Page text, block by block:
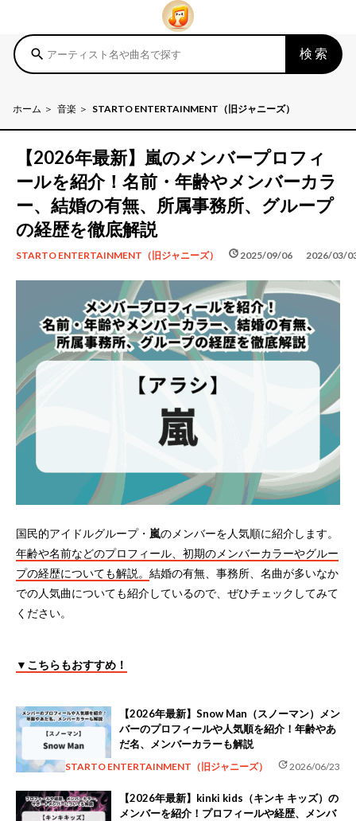
search 検索
ホーム 音楽 STARTO ENTERTAINMENT（旧ジャニーズ）
【2026年最新】嵐のメンバープロフィ
ールを紹介！名前・年齢やメンバーカラ
ー、結婚の有無、所属事務所、グループ
の経歴を徹底解説
STARTO ENTERTAINMENT（旧ジャニーズ） schedule 2025/09/06
update 2026/03/
国民的アイドルグループ・ 嵐のメンバーを人気順に紹介します。
年齢や名前などのプロフィール、初期のメンバーカラーやグルー
プの経歴についても解説。 結婚の有無、事務所、名曲が多いなか
での人気曲についても紹介しているので、ぜひチェックしてみて
ください。
▼こちらもおすすめ！
【2026年最新】Snow Man（スノーマン）メン
バーのプロフィールや人気順を紹介！年齢やあ
だ名、メンバーカラーも解説
STARTO ENTERTAINMENT（旧ジャニーズ） update2026/06/23
【2026年最新】kinki kids（キンキ キッズ）の
メンバーを紹介！プロフィールや経歴、メンバ